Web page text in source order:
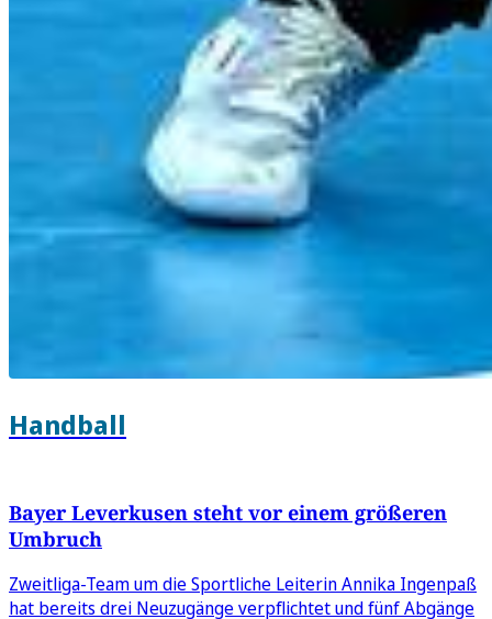
Handball
Bayer Leverkusen steht vor einem größeren
Umbruch
Zweitliga-Team um die Sportliche Leiterin Annika Ingenpaß
hat bereits drei Neuzugänge verpflichtet und fünf Abgänge